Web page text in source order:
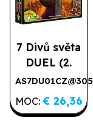
7 Divů světa
DUEL (2.
jakost)
2. jakost
AS7DU01CZ@305
MOC: € 26,36